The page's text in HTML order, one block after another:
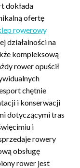
dokłada
ofertę
rowerowy
działalności na
kompleksową
rower opuścił
chętnie
i konserwacji
dotyczącymi tras
i
rowery
obsługę
rower jest